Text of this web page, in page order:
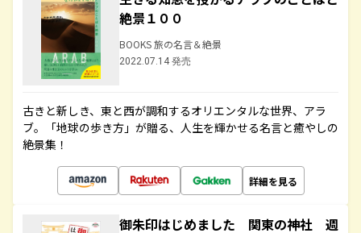
絶景１００
BOOKS 旅の名言＆絶景
2022.07.14 発売
古きと新しき、東と西が調和するオリエンタルな世界、アラ
ブ。「地球の歩き方」が贈る、人生を輝かせる名言と癒やしの
絶景集！
詳細を見る
御朱印はじめました 関東の神社 週